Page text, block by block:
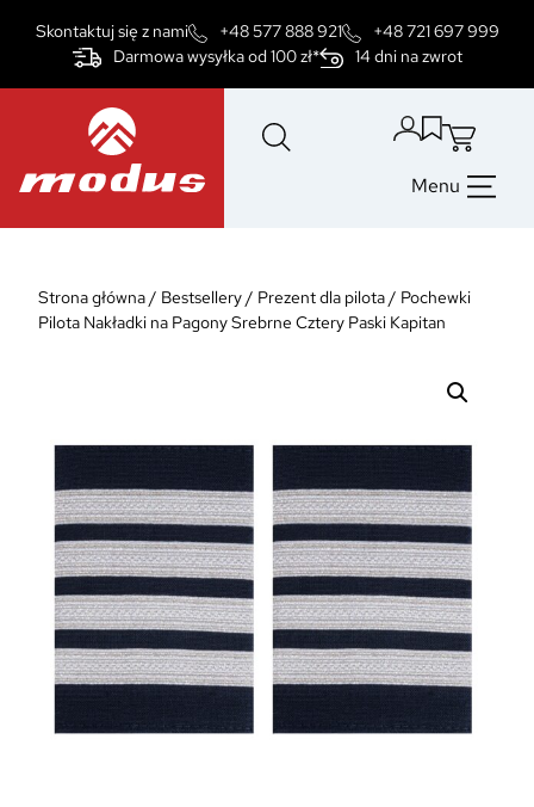
Skontaktuj się z nami +48 577 888 921
+48 721 697 999
Darmowa wysyłka od 100 zł*
14 dni na zwrot
Menu
Strona główna/ Bestsellery/ Prezent dla pilota/ Pochewki
Pilota Nakładki na Pagony Srebrne Cztery Paski Kapitan